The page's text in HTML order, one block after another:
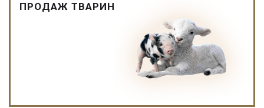
ПРОДАЖ ТВАРИН